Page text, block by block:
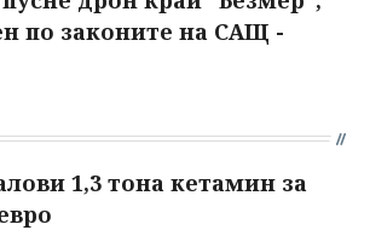
по законите на САЩ -
1,3 тона кетамин за